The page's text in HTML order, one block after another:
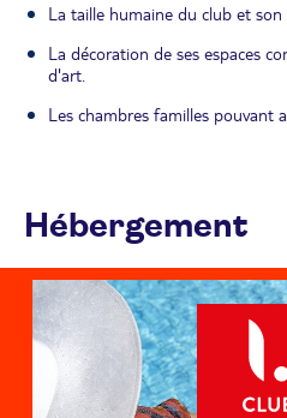
La taille humaine du club et son
La décoration de ses espaces
d'art.
Les chambres familles pouvant
Hébergement